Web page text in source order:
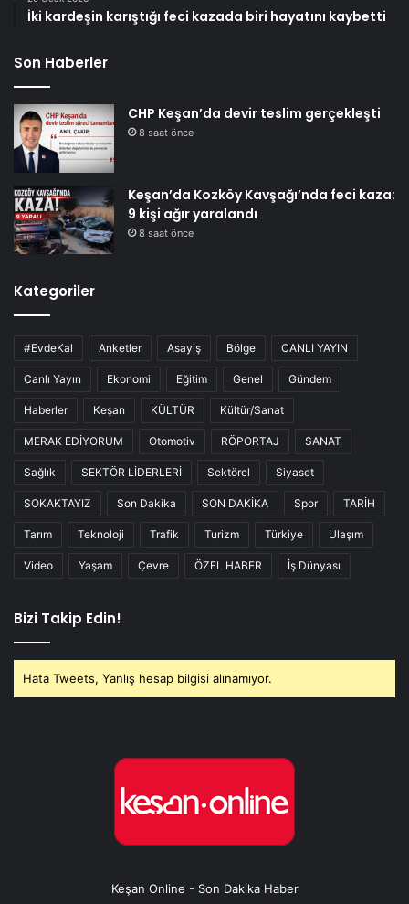
İki kardeşin karıştığı feci kazada biri hayatını kaybetti
Son Haberler
CHP Keşan’da devir teslim gerçekleşti
8 saat önce
Keşan’da Kozköy Kavşağı’nda feci kaza:
9 kişi ağır yaralandı
8 saat önce
Kategoriler
#EvdeKal Anketler Asayiş Bölge CANLI YAYIN
Canlı Yayın Ekonomi Eğitim Genel Gündem
Haberler Keşan KÜLTÜR Kültür/Sanat
MERAK EDİYORUM Otomotiv RÖPORTAJ SANAT
Sağlık SEKTÖR LİDERLERİ Sektörel Siyaset
SOKAKTAYIZ Son Dakika SON DAKİKA Spor TARİH
Tarım Teknoloji Trafik Turizm Türkiye Ulaşım
Video Yaşam Çevre ÖZEL HABER İş Dünyası
Bizi Takip Edin!
Hata Tweets, Yanlış hesap bilgisi alınamıyor.
Keşan Online - Son Dakika Haber